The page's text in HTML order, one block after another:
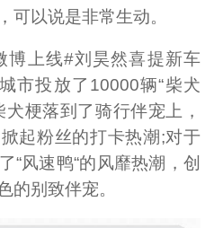
可以说是非常生动。
博上线#刘昊然喜提新车
市投放了10000辆“柴犬
梗落到了骑行伴宠上，
起粉丝的打卡热潮;对于
“风速鸭“的风靡热潮，创
的别致伴宠。